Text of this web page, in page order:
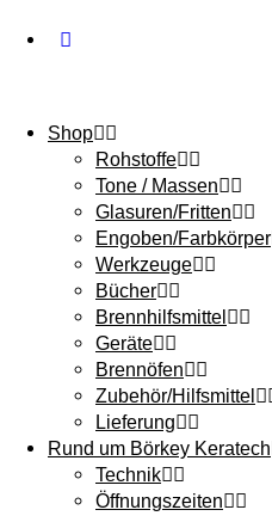
Shop
Rohstoffe
Tone / Massen
Glasuren/Fritten
Engoben/Farbkörper
Werkzeuge
Bücher
Brennhilfsmittel
Geräte
Brennöfen
Zubehör/Hilfsmittel
Lieferung
Rund um Börkey Keratech
Technik
Öffnungszeiten